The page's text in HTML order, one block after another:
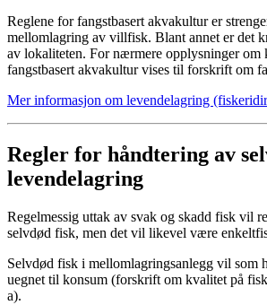
Reglene for fangstbasert akvakultur er
mellomlagring av villfisk. Blant annet er det
av lokaliteten. For nærmere opplysninger om
fangstbasert akvakultur vises til forskrift om
Mer informasjon om levendelagring
Regler for håndtering av
levendelagring
Regelmessig uttak av svak og skadd fisk vil
selvdød fisk, men det vil likevel være
Selvdød fisk i mellomlagringsanlegg vil som
uegnet til konsum (forskrift om kvalitet på
a).